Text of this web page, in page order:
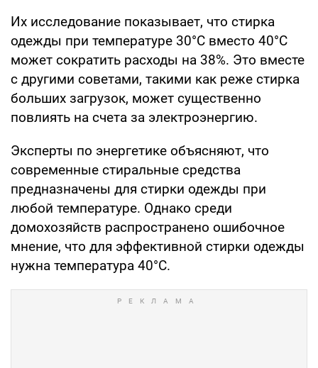
Их исследование показывает, что стирка
одежды при температуре 30°C вместо 40°C
может сократить расходы на 38%. Это вместе
с другими советами, такими как реже стирка
больших загрузок, может существенно
повлиять на счета за электроэнергию.
Эксперты по энергетике объясняют, что
современные стиральные средства
предназначены для стирки одежды при
любой температуре. Однако среди
домохозяйств распространено ошибочное
мнение, что для эффективной стирки одежды
нужна температура 40°C.